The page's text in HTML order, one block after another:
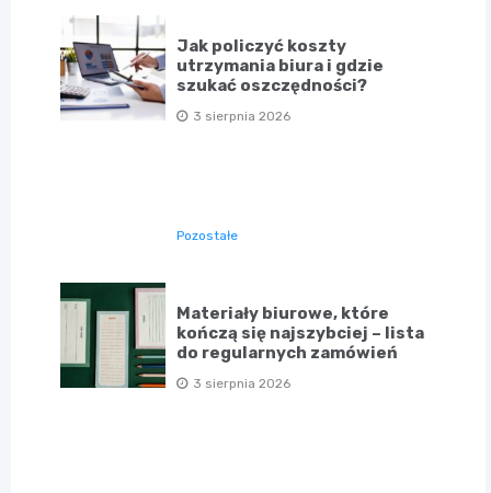
Jak policzyć koszty
utrzymania biura i gdzie
szukać oszczędności?
3 sierpnia 2026
Pozostałe
Materiały biurowe, które
kończą się najszybciej – lista
do regularnych zamówień
3 sierpnia 2026